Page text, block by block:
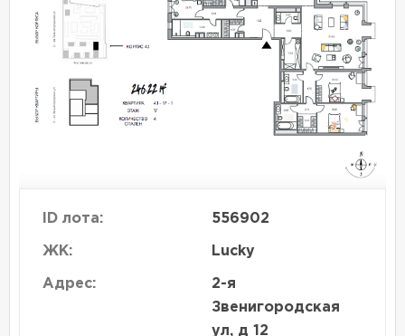
ID лота: 556902
ЖК: Lucky
Адрес:
2-я
Звенигородская
ул, д 12